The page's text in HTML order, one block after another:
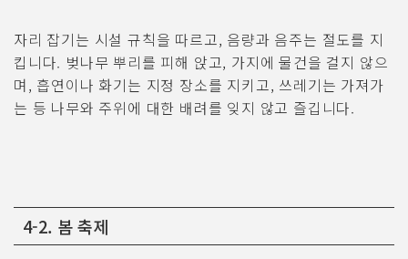
자리 잡기는 시설 규칙을 따르고, 음량과 음주는 절도를 지
킵니다. 벚나무 뿌리를 피해 앉고, 가지에 물건을 걸지 않으
며, 흡연이나 화기는 지정 장소를 지키고, 쓰레기는 가져가
는 등 나무와 주위에 대한 배려를 잊지 않고 즐깁니다.
4-2. 봄 축제